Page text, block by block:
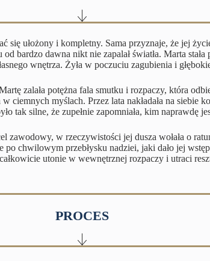
się ułożony i kompletny. Sama przyznaje, że jej
bardzo dawna nikt nie zapalał światła. Marta
wnętrza. Żyła w poczuciu zagubienia i
zalała potężna fala smutku i rozpaczy, która
ciemnych myślach. Przez lata nakładała na siebie
tak silne, że zupełnie zapomniała, kim naprawdę
w rzeczywistości jej dusza wołała o
chwilowym przebłysku nadziei, jaki dało jej
utonie w wewnętrznej rozpaczy i utraci
PROCES